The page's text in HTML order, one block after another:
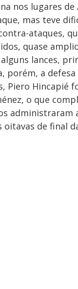
nos lugares de
mas teve
ataques,
quase
lances,
porém, a
Piero Hincapié
o que
administraram
de final